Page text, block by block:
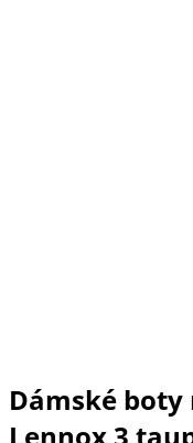
Dámské boty